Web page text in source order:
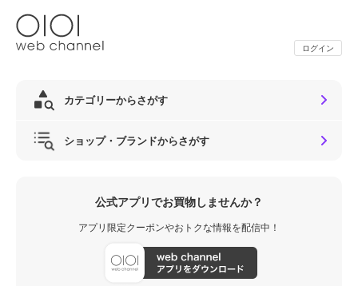
ログイン
カテゴリーからさがす
ショップ・ブランドからさがす
公式アプリでお買物しませんか？
アプリ限定クーポンやおトクな情報を配信中！